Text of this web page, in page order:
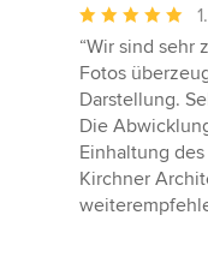
Bewertung:
5
von
5
Sternen
“Wir sind sehr
Fotos
Darstellung.
Die
Einhaltung
Kirchner